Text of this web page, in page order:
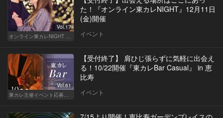
Vol.17
た！『オンライン東カレNIGHT』12月11日
(金)開催
イベント
Vol.61
【受付終了】 肩ひじ張らずに気軽に出会え
る！10/22開催『東カレBar Casual』 in 恵
比寿
イベント